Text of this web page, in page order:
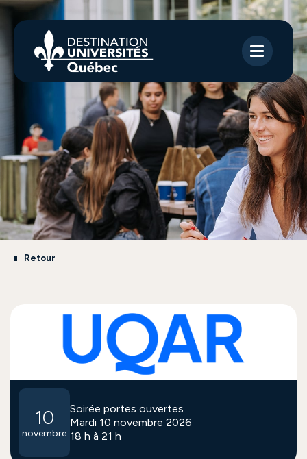
Retour
10
novembre
Soirée portes ouvertes
Mardi 10 novembre 2026
18 h à 21 h